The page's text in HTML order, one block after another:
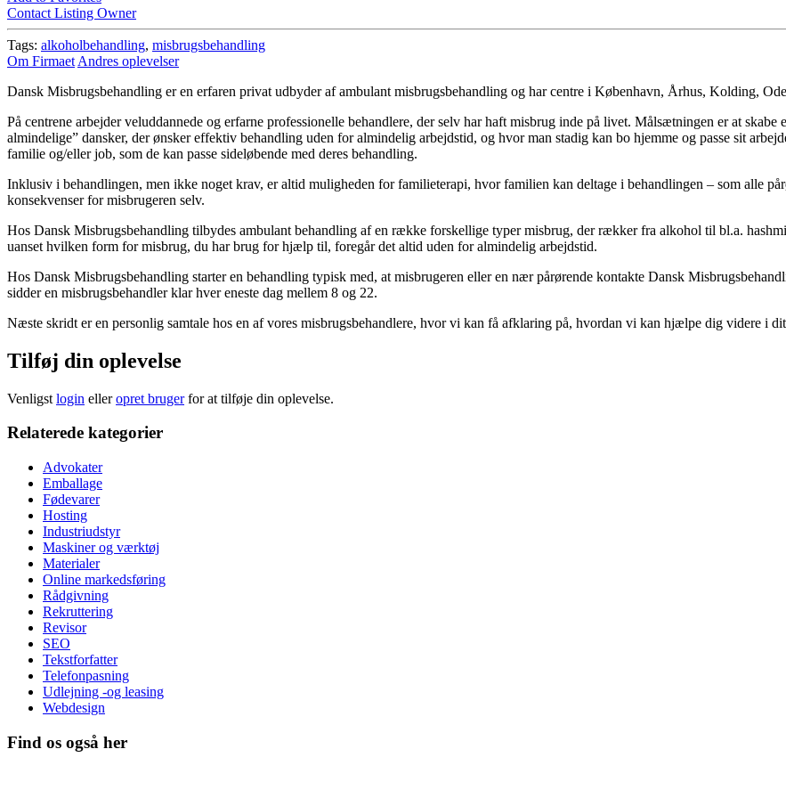
Contact Listing Owner
Tags: alkoholbehandling, misbrugsbehandling
Om Firmaet Andres oplevelser
Dansk Misbrugsbehandling er en erfaren privat udbyder af ambulant misbrugsbehandling og har centre i København, Århus, Kolding,
På centrene arbejder veluddannede og erfarne professionelle behandlere, der selv har haft misbrug inde på livet. Målsætningen er at
almindelige” dansker, der ønsker effektiv behandling uden for almindelig arbejdstid, og hvor man stadig kan bo hjemme og passe sit
familie og/eller job, som de kan passe sideløbende med deres behandling.
Inklusiv i behandlingen, men ikke noget krav, er altid muligheden for familieterapi, hvor familien kan deltage i behandlingen – som alle
konsekvenser for misbrugeren selv.
Hos Dansk Misbrugsbehandling tilbydes ambulant behandling af en række forskellige typer misbrug, der rækker fra alkohol til bl.a.
uanset hvilken form for misbrug, du har brug for hjælp til, foregår det altid uden for almindelig arbejdstid.
Hos Dansk Misbrugsbehandling starter en behandling typisk med, at misbrugeren eller en nær pårørende kontakte Dansk
sidder en misbrugsbehandler klar hver eneste dag mellem 8 og 22.
Næste skridt er en personlig samtale hos en af vores misbrugsbehandlere, hvor vi kan få afklaring på, hvordan vi kan hjælpe dig videre i
Tilføj din oplevelse
Venligst login elleropret brugerfor at tilføje din oplevelse.
Relaterede kategorier
Advokater
Emballage
Fødevarer
Hosting
Industriudstyr
Maskiner og værktøj
Materialer
Online markedsføring
Rådgivning
Rekruttering
Revisor
SEO
Tekstforfatter
Telefonpasning
Udlejning -og leasing
Webdesign
Find os også her